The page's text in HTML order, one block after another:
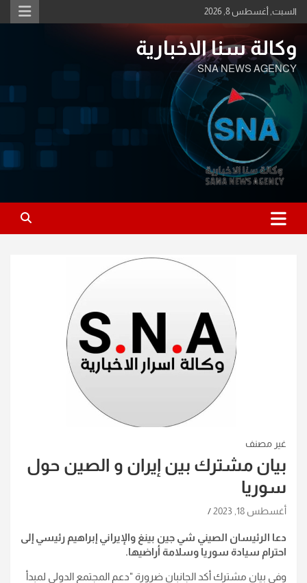
Skip
to
السبت, أغسطس 8, 2026
وكالة سنا الاخبارية
SNA NEWS AGENCY
غير مصنف
بيان مشترك بين إيران و الصين حول
سوريا
أغسطس 18, 2023
دعا الرئيسان الصيني شي جين بينغ والإيراني إبراهيم رئيسي إلى
احترام سيادة سوريا وسلامة أراضيها.
وفي بيان مشترك أكد الجانبان ضرورة "دعم المجتمع الدولي لمبدأ